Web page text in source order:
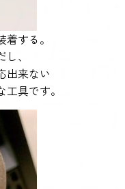
する。
、
出来ない
具です。